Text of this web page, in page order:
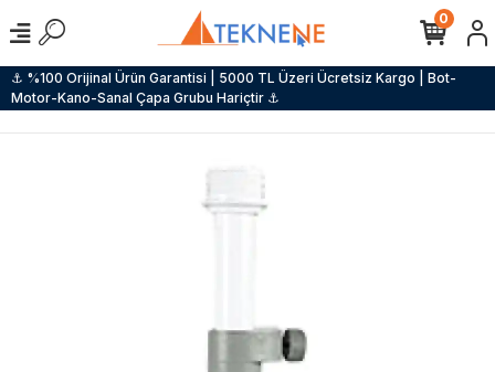
⚓ %100 Orijinal Ürün Garantisi | 5000 TL Üzeri Ücretsiz Kargo | Bot-
Motor-Kano-Sanal Çapa Grubu Hariçtir ⚓
0